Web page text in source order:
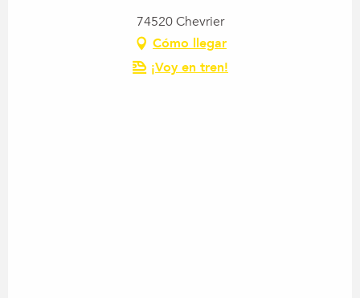
74520 Chevrier
Cómo llegar
¡Voy en tren!